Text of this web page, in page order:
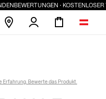
· KOSTENLOSER
Erfahrung. Bewerte das Produkt.